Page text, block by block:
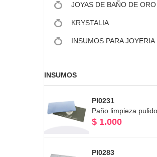
JOYAS DE BAÑO DE ORO
KRYSTALIA
INSUMOS PARA JOYERIA
INSUMOS
PI0231
$ 1.000
PI0283